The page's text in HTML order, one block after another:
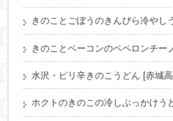
きのことごぼうのきんぴら冷やし
きのことベーコンのペペロンチー
水沢・ピリ辛きのこうどん [赤城
ホクトのきのこの冷しぶっかけう